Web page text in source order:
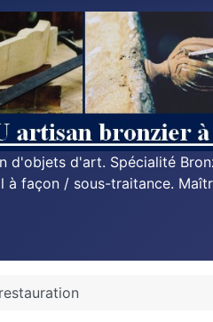
d'art. Spécialité
façon / sous-traitance.